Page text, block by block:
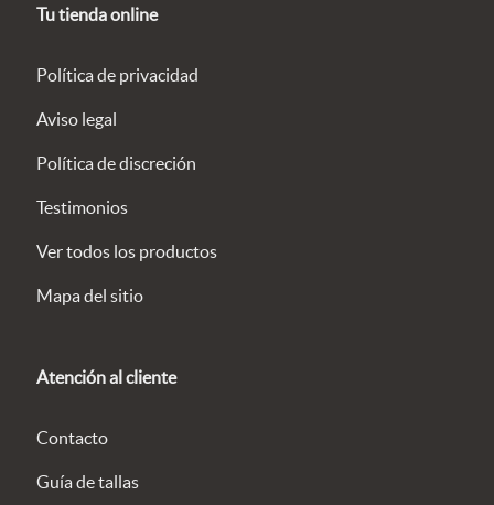
Tu tienda online
Política de privacidad
Aviso legal
Política de discreción
Testimonios
Ver todos los productos
Mapa del sitio
Atención al cliente
Contacto
Guía de tallas